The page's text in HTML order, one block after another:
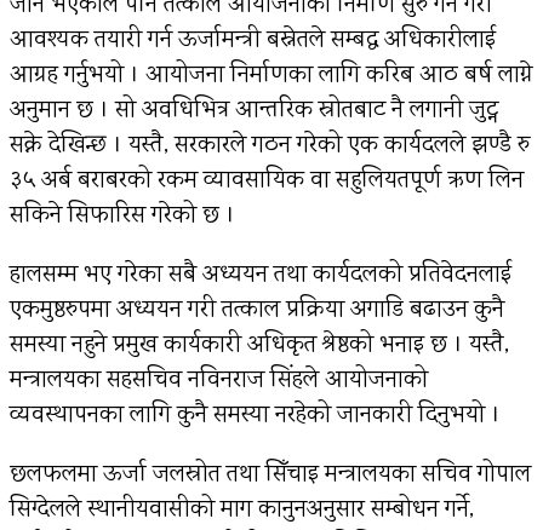
आवश्यक तयारी गर्न ऊर्जामन्त्री बस्नेतले सम्बद्ध अधिकारीलाई
आग्रह गर्नुभयो । आयोजना निर्माणका लागि करिब आठ बर्ष लाग्ने
अनुमान छ । सो अवधिभित्र आन्तरिक स्रोतबाट नै लगानी जुट्न
सक्ने देखिन्छ । यस्तै, सरकारले गठन गरेको एक कार्यदलले झण्डै रु
३५ अर्ब बराबरको रकम व्यावसायिक वा सहुलियतपूर्ण ऋण लिन
सकिने सिफारिस गरेको छ ।
हालसम्म भए गरेका सबै अध्ययन तथा कार्यदलको प्रतिवेदनलाई
एकमुष्ठरुपमा अध्ययन गरी तत्काल प्रक्रिया अगाडि बढाउन कुनै
समस्या नहुने प्रमुख कार्यकारी अधिकृत श्रेष्ठको भनाइ छ । यस्तै,
मन्त्रालयका सहसचिव नविनराज सिंहले आयोजनाको
व्यवस्थापनका लागि कुनै समस्या नरहेको जानकारी दिनुभयो ।
छलफलमा ऊर्जा जलस्रोत तथा सिँचाइ मन्त्रालयका सचिव गोपाल
सिग्देलले स्थानीयवासीको माग कानुनअनुसार सम्बोधन गर्ने,